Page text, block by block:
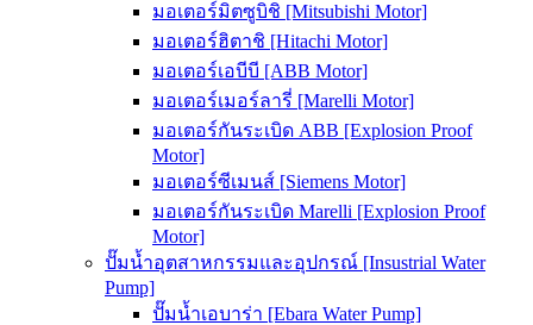
มอเตอร์มิตซูบิชิ [Mitsubishi Motor]
มอเตอร์ฮิตาชิ [Hitachi Motor]
มอเตอร์เอบีบี [ABB Motor]
มอเตอร์เมอร์ลารี่ [Marelli Motor]
มอเตอร์กันระเบิด ABB [Explosion Proof
Motor]
มอเตอร์ซีเมนส์ [Siemens Motor]
มอเตอร์กันระเบิด Marelli [Explosion Proof
Motor]
ปั๊มน้ำอุตสาหกรรมและอุปกรณ์ [Insustrial Water
Pump]
ปั๊มน้ำเอบาร่า [Ebara Water Pump]